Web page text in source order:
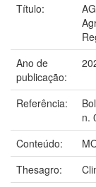
Título:
Ano de
publicação:
Referência:
n.
Conteúdo:
Thesagro: